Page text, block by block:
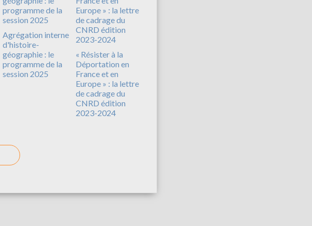
Agrégation interne
d'histoire-
géographie : le
programme de la
session 2025
« Résister à la
Déportation en
France et en
Europe » : la lettre
de cadrage du
CNRD édition
2023-2024